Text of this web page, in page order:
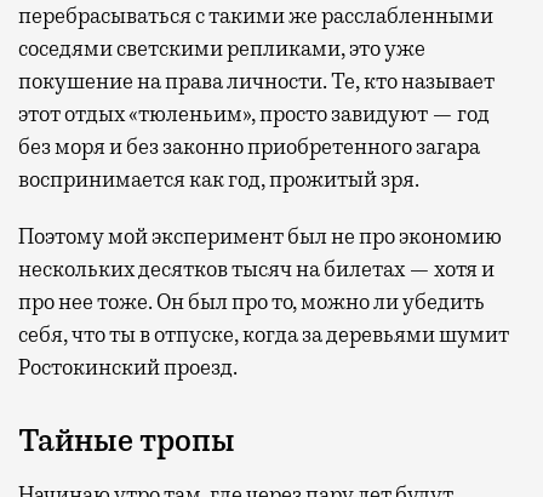
перебрасываться с такими же расслабленными
соседями светскими репликами, это уже
покушение на права личности. Те, кто называет
этот отдых «тюленьим», просто завидуют — год
без моря и без законно приобретенного загара
воспринимается как год, прожитый зря.
Поэтому мой эксперимент был не про экономию
нескольких десятков тысяч на билетах — хотя и
про нее тоже. Он был про то, можно ли убедить
себя, что ты в отпуске, когда за деревьями шумит
Ростокинский проезд.
Тайные тропы